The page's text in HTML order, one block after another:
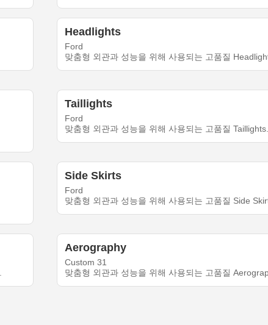
Headlights
Ford
맞춤형 외관과 성능을 위해 사용되는 고품질
Taillights
Ford
맞춤형 외관과 성능을 위해 사용되는 고품질 Taillights.
Side Skirts
Ford
맞춤형 외관과 성능을 위해 사용되는 고품질 Side
Aerography
Custom 31
맞춤형 외관과 성능을 위해 사용되는 고품질